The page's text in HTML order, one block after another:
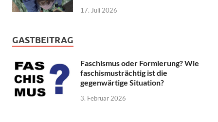
17. Juli 2026
GASTBEITRAG
Faschismus oder Formierung? Wie
faschismusträchtig ist die
gegenwärtige Situation?
3. Februar 2026